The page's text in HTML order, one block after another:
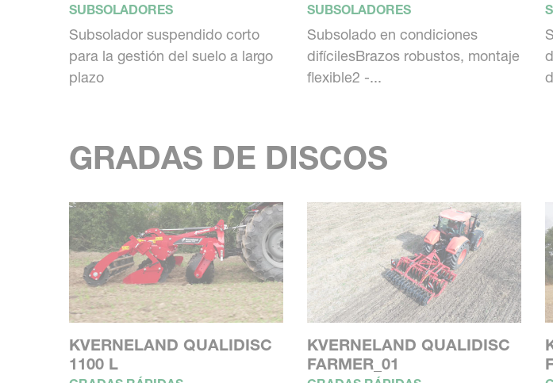
SUBSOLADORES
Subsolador suspendido corto
para la gestión del suelo a largo
plazo
SUBSOLADORES
Subsolado en condiciones
difícilesBrazos robustos, montaje
flexible2 -...
GRADAS DE DISCOS
KVERNELAND QUALIDISC
1100 L
KVERNELAND QUALIDISC
FARMER_01